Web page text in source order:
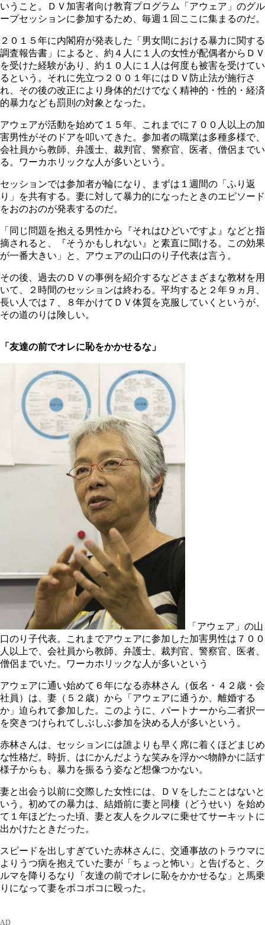
いうこと。ＤＶ加害者向け教育プログラム「アウェア」のグル
ープセッションに参加するため、毎週１回ここに集まるのだ。
２０１５年に内閣府が発表した「男女間における暴力に関する
調査報告書」によると、約４人に１人の女性が配偶者からＤＶ
を受けた経験があり、約１０人に１人は何度も被害を受けてい
るという。それに先立つ２００１年にはＤＶ防止法が施行さ
れ、その後の改正により身体的だけでなく精神的・性的・経済
的暴力なども罰則の対象となった。
アウェアが活動を始めて１５年、これまでに７００人以上の加
害男性がそのドアを叩いてきた。参加者の職業は多種多様で、
会社員から教師、弁護士、裁判官、警察官、医者、僧侶までい
る。ワーカホリックな人が多いという。
セッションでは参加者が輪になり、まずは１週間の「ふり返
り」を共有する。妻に対して暴力的になったときのエピソード
をおのおのが発表するのだ。
「同じ問題を抱える男性から『それはひどいですよ』などと指
摘されると、『そうかもしれない』と素直に聞ける。この効果
が一番大きい」と、アウェアの山口のり子代表は言う。
その後、過去のＤＶの事例を紹介するなどさまざまな教材を用
いて、２時間のセッションは終わる。平均すると２年９ヵ月、
長い人では７、８年かけてＤＶ体質を克服していくというが、
その道のりは険しい。
「友達の前でオレに恥をかかせるな」
「アウェア」の山
口のり子代表。これまでアウェアに参加した加害男性は７００
人以上で、会社員から教師、弁護士、裁判官、警察官、医者、
僧侶までいた。ワーカホリックな人が多いという
アウェアに通い始めて６年になる赤林さん（仮名・４２歳・会
社員）は、妻（５２歳）から「アウェアに通うか、離婚する
か」迫られて参加した。このように、パートナーから二者択一
を突きつけられてしぶしぶ参加を決める人が多いという。
赤林さんは、セッションには誰よりも早く席に着くほどまじめ
な性格だ。時折、はにかんだような笑みを浮かべ物静かに話す
様子からも、暴力を振るう姿など想像つかない。
妻と出会う以前に交際した女性には、ＤＶをしたことはないと
いう。初めての暴力は、結婚前に妻と同棲（どうせい）を始め
て１年ほどたった頃、妻と友人をクルマに乗せてサーキットに
出かけたときだった。
スピードを出しすぎていた赤林さんに、交通事故のトラウマに
よりうつ病を抱えていた妻が「ちょっと怖い」と告げると、ク
ルマを降りるなり「友達の前でオレに恥をかかせるな」と馬乗
りになって妻をボコボコに殴った。